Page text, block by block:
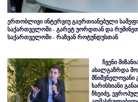
ერთობლივი ინტერვიუ გაერთიანებული
საქართველოში - გარეტ უორდთან და
საქართველოში - რაზვან როტუნდუსთან
ჩვენი
ახალგაზრდა
ხარისხიანი
ჩხეიძე,